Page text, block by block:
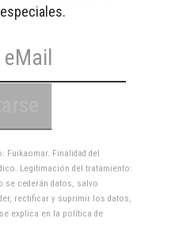
Fuikaomar. Finalidad del
Legitimación del tratamiento:
se cederán datos, salvo
rectificar y suprimir los datos,
explica en la política de